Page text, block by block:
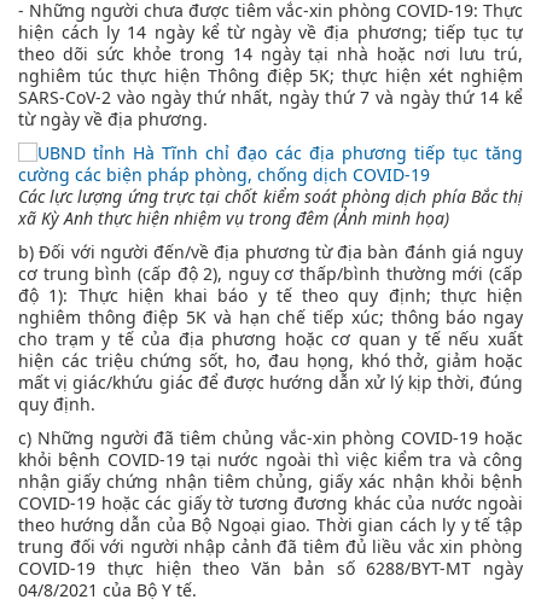
- Những người chưa được tiêm vắc-xin phòng COVID-19: Thực
hiện cách ly 14 ngày kể từ ngày về địa phương; tiếp tục tự
theo dõi sức khỏe trong 14 ngày tại nhà hoặc nơi lưu trú,
nghiêm túc thực hiện Thông điệp 5K; thực hiện xét nghiệm
SARS-CoV-2 vào ngày thứ nhất, ngày thứ 7 và ngày thứ 14 kể
từ ngày về địa phương.
Các lực lượng ứng trực tại chốt kiểm soát phòng dịch phía Bắc thị
xã Kỳ Anh thực hiện nhiệm vụ trong đêm (Ảnh minh họa)
b) Đối với người đến/về địa phương từ địa bàn đánh giá nguy
cơ trung bình (cấp độ 2), nguy cơ thấp/bình thường mới (cấp
độ 1): Thực hiện khai báo y tế theo quy định; thực hiện
nghiêm thông điệp 5K và hạn chế tiếp xúc; thông báo ngay
cho trạm y tế của địa phương hoặc cơ quan y tế nếu xuất
hiện các triệu chứng sốt, ho, đau họng, khó thở, giảm hoặc
mất vị giác/khứu giác để được hướng dẫn xử lý kịp thời, đúng
quy định.
c) Những người đã tiêm chủng vắc-xin phòng COVID-19 hoặc
khỏi bệnh COVID-19 tại nước ngoài thì việc kiểm tra và công
nhận giấy chứng nhận tiêm chủng, giấy xác nhận khỏi bệnh
COVID-19 hoặc các giấy tờ tương đương khác của nước ngoài
theo hướng dẫn của Bộ Ngoại giao. Thời gian cách ly y tế tập
trung đối với người nhập cảnh đã tiêm đủ liều vắc xin phòng
COVID-19 thực hiện theo Văn bản số 6288/BYT-MT ngày
04/8/2021 của Bộ Y tế.